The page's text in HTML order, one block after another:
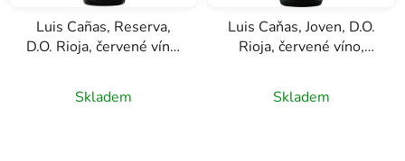
Luis Cañas, Reserva,
D.O. Rioja, červené víno,
Skladem
Luis Caňas, Joven, D.O.
Rioja, červené víno,
Skladem